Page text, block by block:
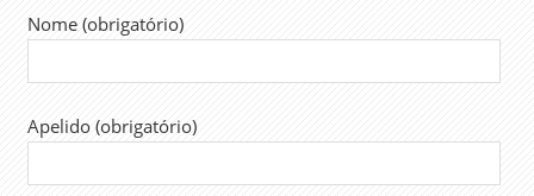
Nome (obrigatório)
Apelido (obrigatório)